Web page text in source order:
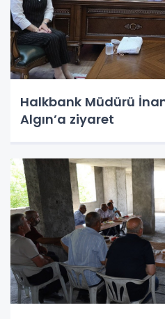
Halkbank Müdürü
Algın’a ziyaret